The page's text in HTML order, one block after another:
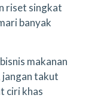
riset singkat
banyak
makanan
jangan takut
ciri khas